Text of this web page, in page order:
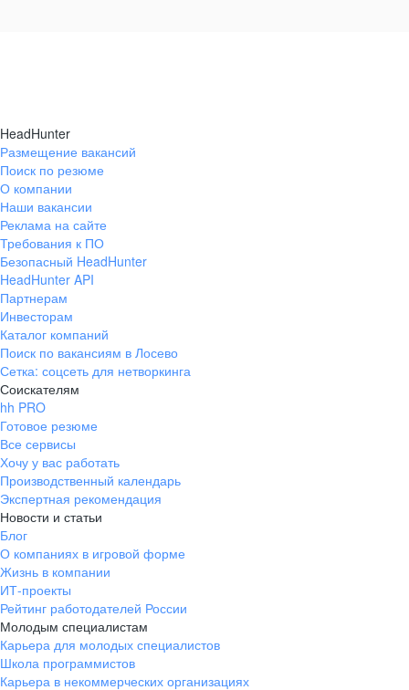
HeadHunter
Размещение вакансий
Поиск по резюме
О компании
Наши вакансии
Реклама на сайте
Требования к ПО
Безопасный HeadHunter
HeadHunter API
Партнерам
Инвесторам
Каталог компаний
Поиск по вакансиям в Лосево
Сетка: соцсеть для нетворкинга
Соискателям
hh PRO
Готовое резюме
Все сервисы
Хочу у вас работать
Производственный календарь
Экспертная рекомендация
Новости и статьи
Блог
О компаниях в игровой форме
Жизнь в компании
ИТ-проекты
Рейтинг работодателей России
Молодым специалистам
Карьера для молодых специалистов
Школа программистов
Карьера в некоммерческих организациях